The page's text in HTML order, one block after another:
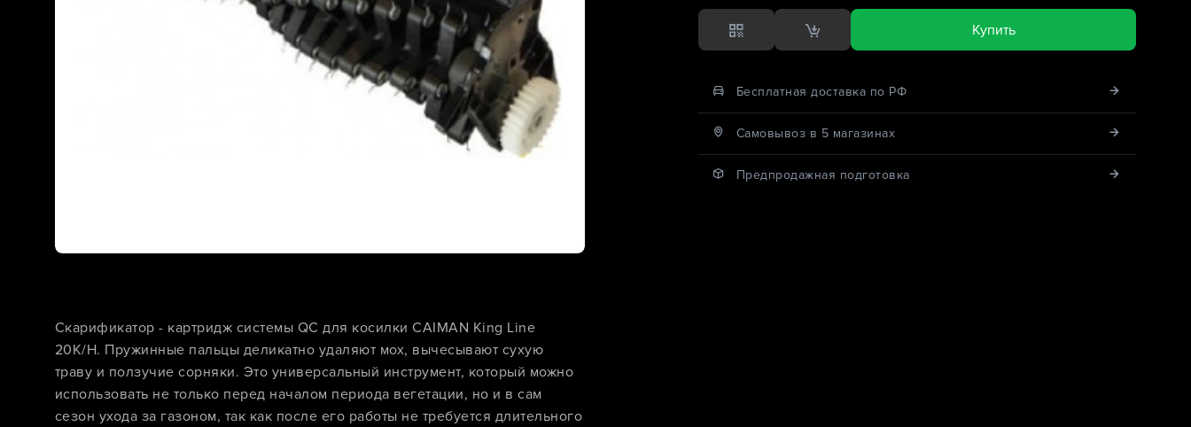
Купить
Бесплатная доставка по РФ
Cамовывоз в 5 магазинах
Предпродажная подготовка
Скарификатор - картридж системы QC для косилки CAIMAN King Line
20K/H. Пружинные пальцы деликатно удаляют мох, вычесывают сухую
траву и ползучие сорняки. Это универсальный инструмент, который можно
использовать не только перед началом периода вегетации, но и в сам
сезон ухода за газоном, так как после его работы не требуется длительного